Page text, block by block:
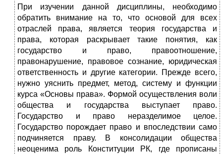
При изучении данной дисциплины, необходимо
обратить внимание на то, что основой для всех
отраслей права, является теория государства и
права, которая раскрывает такие понятия, как
государство и право, правоотношение,
правонарушение, правовое сознание, юридическая
ответственность и другие категории. Прежде всего,
нужно уяснить предмет, метод, систему и функции
курса «Основы права». Формой осуществления воли
общества и государства выступает право.
Государство и право неразделимое целое.
Государство порождает право и впоследствии само
подчиняется праву. В консолидации общества
неоценима роль Конституции РК, где прописаны